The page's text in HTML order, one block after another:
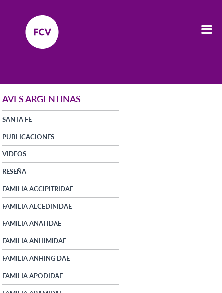
AVES ARGENTINAS
SANTA FE
PUBLICACIONES
VIDEOS
RESEÑA
FAMILIA ACCIPITRIDAE
FAMILIA ALCEDINIDAE
FAMILIA ANATIDAE
FAMILIA ANHIMIDAE
FAMILIA ANHINGIDAE
FAMILIA APODIDAE